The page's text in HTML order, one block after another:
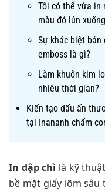
Tôi có thể vừa in
màu đó lún
Sự khác biệt bản
emboss là gì?
Làm khuôn kim
nhiêu thời gian?
Kiến tạo dấu ấn
tại Inananh chấm
In dập chì là kỹ
bề mặt giấy lõm sâu